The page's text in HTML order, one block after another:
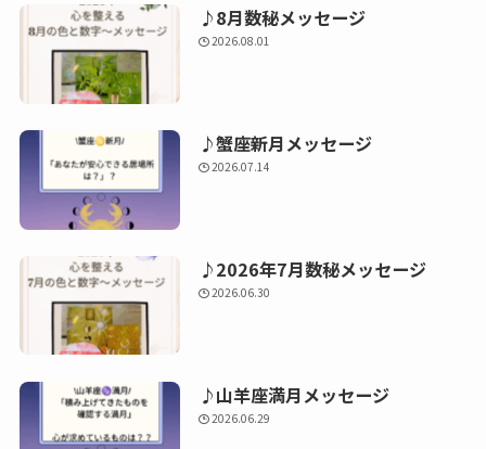
♪8月数秘メッセージ
2026.08.01
♪蟹座新月メッセージ
2026.07.14
♪2026年7月数秘メッセージ
2026.06.30
♪山羊座満月メッセージ
2026.06.29